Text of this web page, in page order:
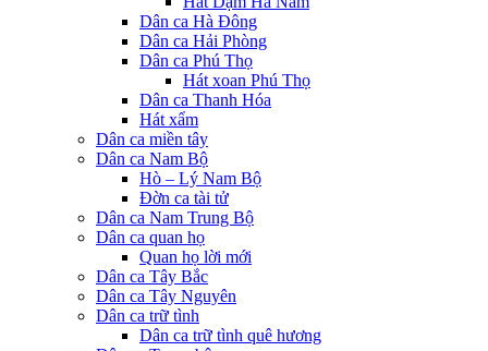
Dân ca Hà Đông
Dân ca Hải Phòng
Dân ca Phú Thọ
Hát xoan Phú Thọ
Dân ca Thanh Hóa
Hát xẩm
Dân ca miền tây
Dân ca Nam Bộ
Hò – Lý Nam Bộ
Đờn ca tài tử
Dân ca Nam Trung Bộ
Dân ca quan họ
Quan họ lời mới
Dân ca Tây Bắc
Dân ca Tây Nguyên
Dân ca trữ tình
Dân ca trữ tình quê hương